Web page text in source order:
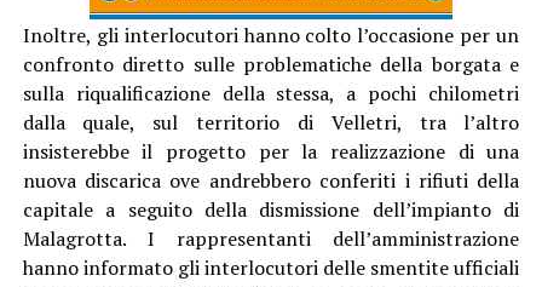
Inoltre, gli interlocutori hanno colto l’occasione per un
confronto diretto sulle problematiche della borgata e
sulla riqualificazione della stessa, a pochi chilometri
dalla quale, sul territorio di Velletri, tra l’altro
insisterebbe il progetto per la realizzazione di una
nuova discarica ove andrebbero conferiti i rifiuti della
capitale a seguito della dismissione dell’impianto di
Malagrotta. I rappresentanti dell’amministrazione
hanno informato gli interlocutori delle smentite ufficiali